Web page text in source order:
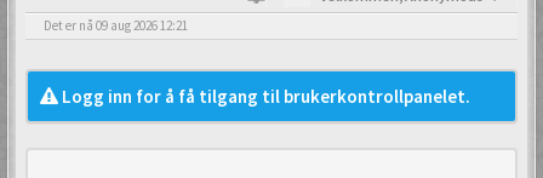
Det er nå 09 aug 2026 12:21
Logg inn for å få tilgang til brukerkontrollpanelet.